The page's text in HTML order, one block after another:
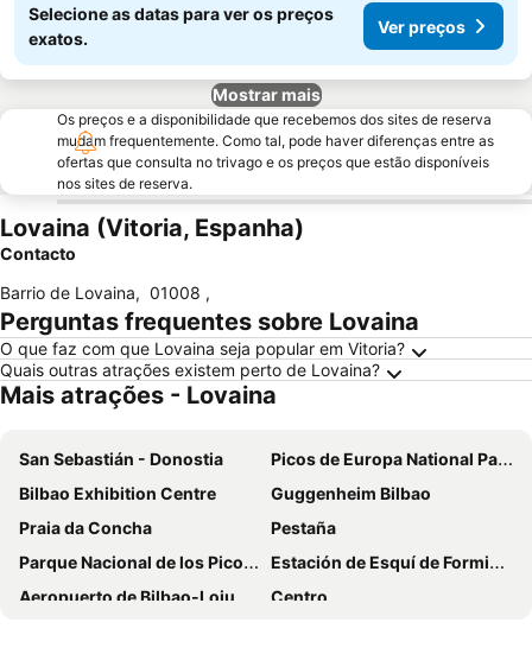
Selecione as datas para ver os preços
exatos.
Ver preços
Mostrar mais
Os preços e a disponibilidade que recebemos dos sites de reserva
mudam frequentemente. Como tal, pode haver diferenças entre as
ofertas que consulta no trivago e os preços que estão disponíveis
nos sites de reserva.
Lovaina (Vitoria, Espanha)
Contacto
Barrio de Lovaina, 01008 ,
Perguntas frequentes sobre Lovaina
O que faz com que Lovaina seja popular em Vitoria?
Quais outras atrações existem perto de Lovaina?
Mais atrações - Lovaina
San Sebastián - Donostia
Picos de Europa National Park
Bilbao Exhibition Centre
Guggenheim Bilbao
Praia da Concha
Pestaña
Parque Nacional de los Picos de Europa
Estación de Esquí de Formigal
Aeropuerto de Bilbao-Loiu
Centro